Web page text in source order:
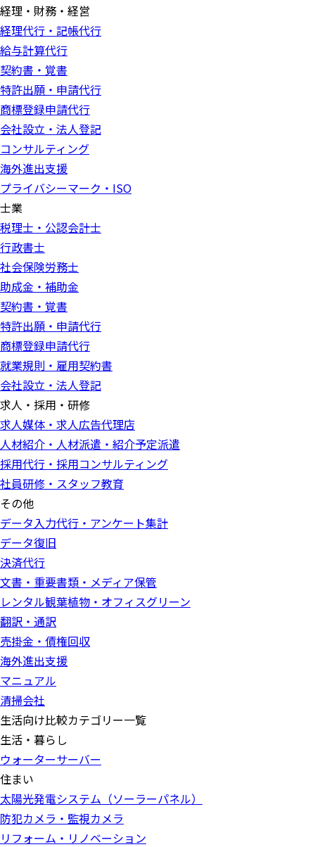
経理・財務・経営
経理代行・記帳代行
給与計算代行
契約書・覚書
特許出願・申請代行
商標登録申請代行
会社設立・法人登記
コンサルティング
海外進出支援
プライバシーマーク・ISO
士業
税理士・公認会計士
行政書士
社会保険労務士
助成金・補助金
契約書・覚書
特許出願・申請代行
商標登録申請代行
就業規則・雇用契約書
会社設立・法人登記
求人・採用・研修
求人媒体・求人広告代理店
人材紹介・人材派遣・紹介予定派遣
採用代行・採用コンサルティング
社員研修・スタッフ教育
その他
データ入力代行・アンケート集計
データ復旧
決済代行
文書・重要書類・メディア保管
レンタル観葉植物・オフィスグリーン
翻訳・通訳
売掛金・債権回収
海外進出支援
マニュアル
清掃会社
生活向け比較カテゴリー一覧
生活・暮らし
ウォーターサーバー
住まい
太陽光発電システム（ソーラーパネル）
防犯カメラ・監視カメラ
リフォーム・リノベーション